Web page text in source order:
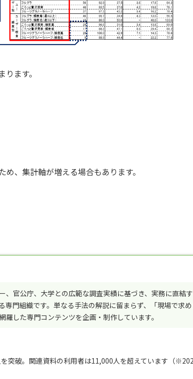
ます。
、集計軸が増える場合もあります。
、官公庁、大学との広範な調査実績に基づき、実務に直結
専門組織です。単なる手法の解説に留まらず、「現場で求
した専門コンテンツを企画・制作しています。
突破。関連資料の利用者は11,000人を超えています（